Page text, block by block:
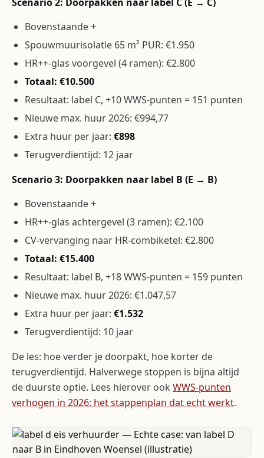
Bovenstaande +
Spouwmuurisolatie 65 m² PUR: €1.950
HR++-glas voorgevel (4 ramen): €2.800
Totaal: €10.500
Resultaat: label C, +10 WWS-punten = 151 punten
Nieuwe max. huur 2026: €994,77
Extra huur per jaar: €898
Terugverdientijd: 12 jaar
Scenario 3: Doorpakken naar label B (E → B)
Bovenstaande +
HR++-glas achtergevel (3 ramen): €2.100
CV-vervanging naar HR-combiketel: €2.800
Totaal: €15.400
Resultaat: label B, +18 WWS-punten = 159 punten
Nieuwe max. huur 2026: €1.047,57
Extra huur per jaar: €1.532
Terugverdientijd: 10 jaar
De les: hoe verder je doorpakt, hoe korter de
terugverdientijd. Halverwege stoppen is bijna altijd
de duurste optie. Lees hierover ook WWS-punten
verhogen in 2026: het stappenplan dat echt werkt.